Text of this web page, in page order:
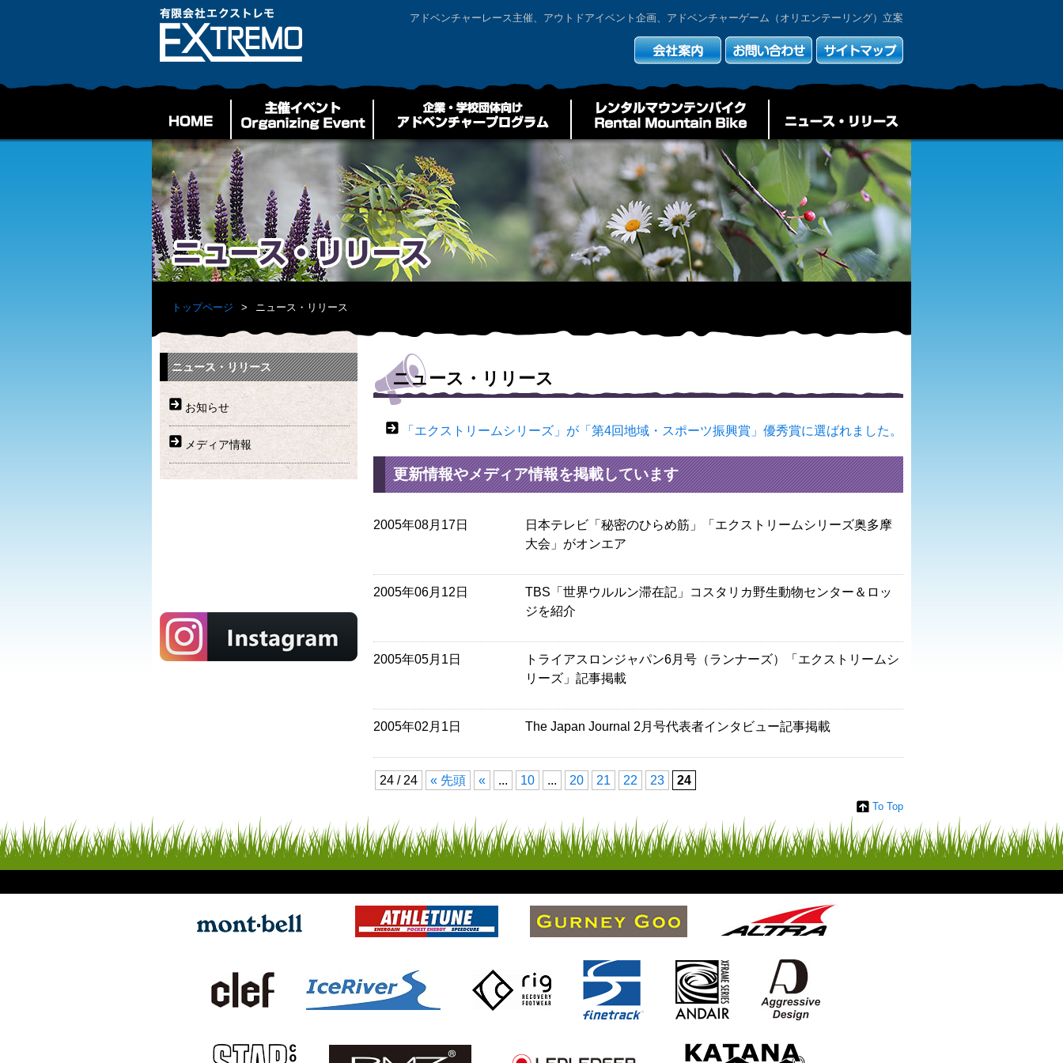
アドベンチャーレース主催、アウトドアイベント企画、アドベンチャーゲーム（オリエンテーリング）立案
トップページ ニュース・リリース
ニュース・リリース
お知らせ
メディア情報
ニュース・リリース
「エクストリームシリーズ」が「第4回地域・スポーツ振興賞」優秀賞に選ばれました。
更新情報やメディア情報を掲載しています
2005年08月17日
日本テレビ「秘密のひらめ筋」「エクストリームシリーズ奥多摩
大会」がオンエア
2005年06月12日
TBS「世界ウルルン滞在記」コスタリカ野生動物センター＆ロッ
ジを紹介
2005年05月1日
トライアスロンジャパン6月号（ランナーズ）「エクストリームシ
リーズ」記事掲載
2005年02月1日 The Japan Journal 2月号代表者インタビュー記事掲載
24 / 24 « 先頭 « ... 10 ... 20 21 22 23 24
To Top